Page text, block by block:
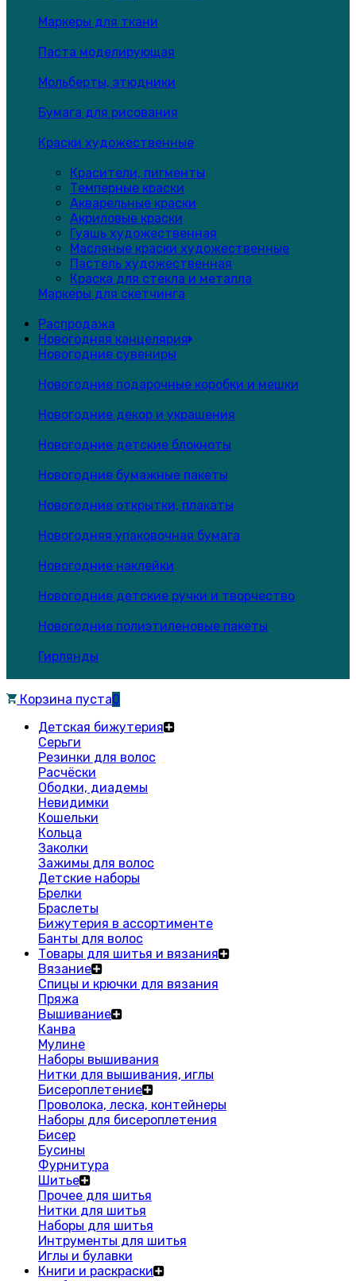
Маркеры для ткани
Паста моделирующая
Мольберты, этюдники
Бумага для рисования
Краски художественные
Красители, пигменты
Темперные краски
Акварельные краски
Акриловые краски
Гуашь художественная
Масляные краски художественные
Пастель художественная
Краска для стекла и металла
Маркеры для скетчинга
Распродажа
Новогодняя канцелярия
Новогодние сувениры
Новогодние подарочные коробки и мешки
Новогодние декор и украшения
Новогодние детские блокноты
Новогодние бумажные пакеты
Новогодние открытки, плакаты
Новогодняя упаковочная бумага
Новогодние наклейки
Новогодние детские ручки и творчество
Новогодние полиэтиленовые пакеты
Гирлянды
Корзина пуста0
Детская бижутерия
Серьги
Резинки для волос
Расчёски
Ободки, диадемы
Невидимки
Кошельки
Кольца
Заколки
Зажимы для волос
Детские наборы
Брелки
Браслеты
Бижутерия в ассортименте
Банты для волос
Товары для шитья и вязания
Вязание
Спицы и крючки для вязания
Пряжа
Вышивание
Канва
Мулине
Наборы вышивания
Нитки для вышивания, иглы
Бисероплетение
Проволока, леска, контейнеры
Наборы для бисероплетения
Бисер
Бусины
Фурнитура
Шитье
Прочее для шитья
Нитки для шитья
Наборы для шитья
Интрументы для шитья
Иглы и булавки
Книги и раскраски